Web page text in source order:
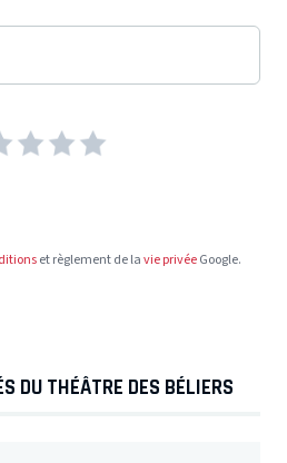
et règlement de lavie privéeGoogle.
DU THÉÂTRE DES BÉLIERS